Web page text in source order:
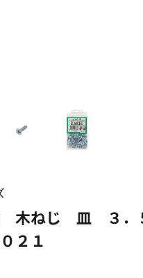
木ねじ 皿 ３．
２１